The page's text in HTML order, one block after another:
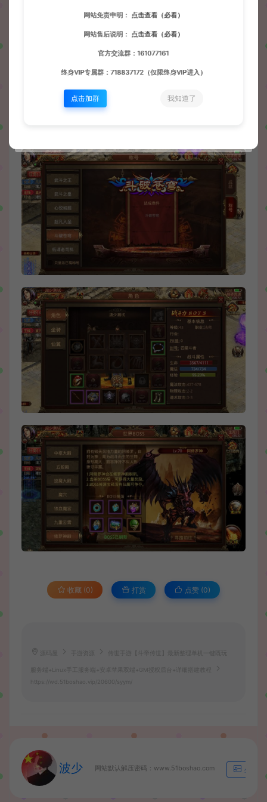
收藏 (0) 打赏 点赞 (0)
手游资源 传世手游【斗帝传世】最新整理单机一键既玩
服务端+Linux手工服务端+安卓苹果双端+GM授权后台+详细搭建教程
https://wd.51boshao.vip/20600/syym/
波少 网站默认解压密码：www.51boshao.com 生成海
网站免责申明： 点击查看（必看）
网站售后说明： 点击查看（必看）
官方交流群：161077161
终身VIP专属群：718837172（仅限终身VIP进入）
点击加群 我知道了